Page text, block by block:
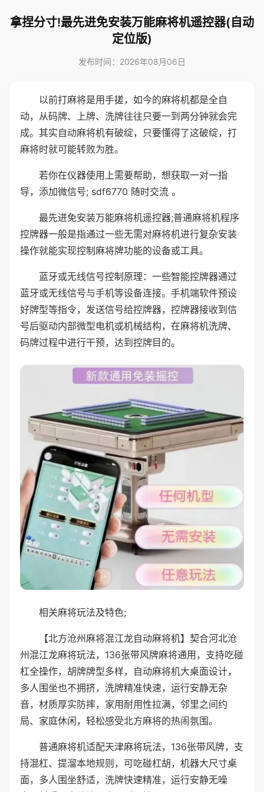
拿捏分寸!最先进免安装万能麻将机遥控器(自动
定位版)
发布时间：2026年08月06日
以前打麻将是用手搓，如今的麻将机都是全自
动，从码牌、上牌、洗牌往往只要一到两分钟就会完
成。其实自动麻将机有破绽，只要懂得了这破绽，打
麻将时就可能转败为胜。
若你在仪器使用上需要帮助，想获取一对一指
导，添加微信号; sdf6770 随时交流 。
最先进免安装万能麻将机遥控器;普通麻将机程序
控牌器一般是指通过一些无需对麻将机进行复杂安装
操作就能实现控制麻将牌功能的设备或工具。
蓝牙或无线信号控制原理：一些智能控牌器通过
蓝牙或无线信号与手机等设备连接。手机端软件预设
好牌型等指令，发送信号给控牌器，控牌器接收到信
号后驱动内部微型电机或机械结构，在麻将机洗牌、
码牌过程中进行干预，达到控牌目的。
相关麻将玩法及特色;
【北方沧州麻将混江龙自动麻将机】契合河北沧
州混江龙麻将玩法，136张带风牌麻将通用，支持吃碰
杠全操作，胡牌牌型多样，自动麻将机大桌面设计，
多人围坐也不拥挤，洗牌精准快速，运行安静无杂
音，材质厚实防摔，家用耐用性拉满，邻里之间约
局、家庭休闲，轻松感受北方麻将的热闹氛围。
普通麻将机适配天津麻将玩法，136张带风牌，支
持混杠、提溜本地规则，可吃碰杠胡，机器大尺寸桌
面，多人围坐舒适，洗牌快速精准，运行安静无噪